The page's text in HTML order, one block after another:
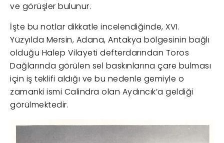
ve görüşler bulunur.
İşte bu notlar dikkatle incelendiğinde, XVI.
Yüzyılda Mersin, Adana, Antakya bölgesinin bağlı
olduğu Halep Vilayeti defterdarından Toros
Dağlarında görülen sel baskınlarına çare bulması
için iş teklifi aldığı ve bu nedenle gemiyle o
zamanki ismi Calindra olan Aydıncık’a geldiği
görülmektedir.